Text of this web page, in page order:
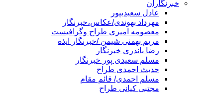
خبرنگاران
عادل سعیدیپور
مهرداد بهوندی/عکاس،خبرنگار
معصومه امیری طراح وگرافیست
مریم بهمنی شیمن /خبرنگار ایذه
رضا باندری خبرنگار
مسلم سعیدی پور خبرنگار
حدیث احمدی طراح
مسلم احمدی/ قائم مقام
مجتبی کیانی طراح